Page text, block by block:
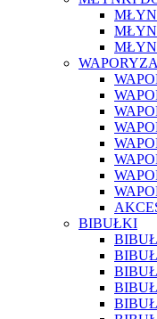
BIBUŁKI